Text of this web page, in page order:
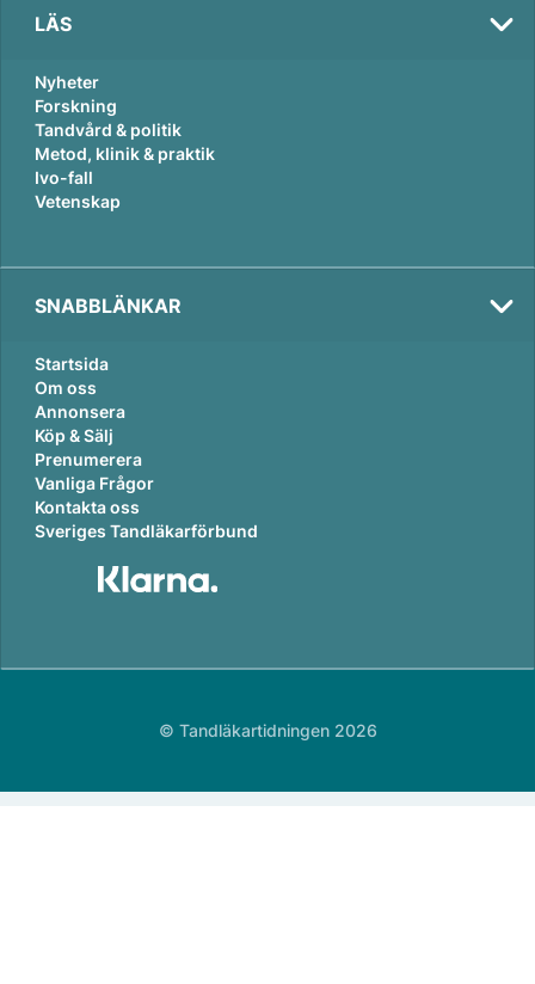
LÄS
Nyheter
Forskning
Tandvård & politik
Metod, klinik & praktik
Ivo-fall
Vetenskap
SNABBLÄNKAR
Startsida
Om oss
Annonsera
Köp & Sälj
Prenumerera
Vanliga Frågor
Kontakta oss
Sveriges Tandläkarförbund
© Tandläkartidningen 2026